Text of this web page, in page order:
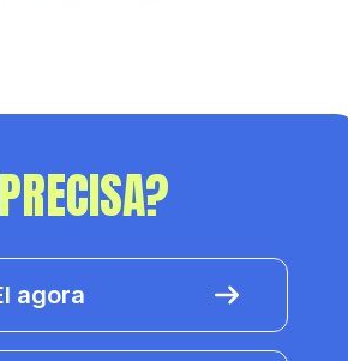
agora